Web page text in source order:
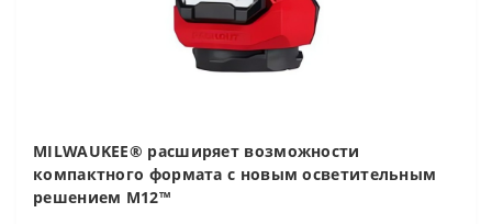
MILWAUKEE® расширяет возможности
компактного формата с новым осветительным
решением M12™